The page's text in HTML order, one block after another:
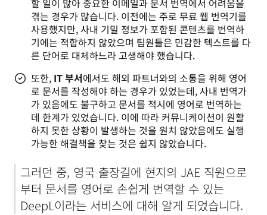
할 일이 많아 중요한 이메일과 문서 번역에서 어려움을
겪는 경우가 많습니다. 이전에는 주로 무료 웹 번역기를
사용했지만, 사내 기밀 정보가 포함된 콘텐츠를 번역하
기에는 적합하지 않았으며 팀원들은 민감한 텍스트를 다
른 단어로 대체하느라 고생해야 했습니다.
또한, IT 부서에서도 해외 파트너와의 소통을 위해 영어
로 문서를 작성해야 하는 경우가 있었는데, 사내 번역가
가 있음에도 불구하고 문서를 적시에 영어로 번역하는
데 한계가 있었습니다. 이에 따라 커뮤니케이션이 원활
하지 못한 상황이 발생하는 것을 원치 않았음에도 실행
가능한 해결책을 찾는 것은 쉽지 않았습니다.
그러던 중, 영국 출장길에 현지의 JAE 직원으로
부터 문서를 영어로 손쉽게 번역할 수 있는
DeepL이라는 서비스에 대해 알게 되었습니다.